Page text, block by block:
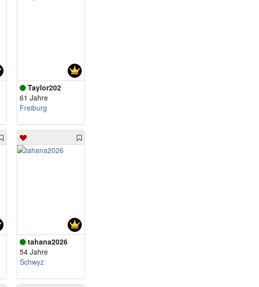
Taylor202
61 Jahre
Freiburg
tahana2026
54 Jahre
Schwyz